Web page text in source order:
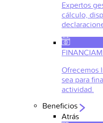
Expertos
cálculo,
Ofrecemos
sea para
actividad.
Beneficios
Atrás